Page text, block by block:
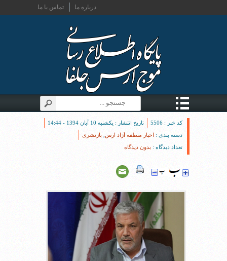
تماس با ما درباره ما
کد خبر : 5506
تاریخ انتشار : یکشنبه 10 آبان 1394 - 14:44
دسته بندی : اخبار منطقه آزاد ارس
بازنشری
تعداد دیدگاه : بدون دیدگاه